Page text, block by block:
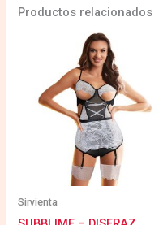
Productos relacionados
Sirvienta